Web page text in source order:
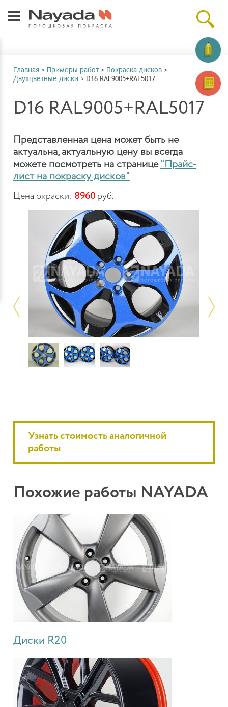
Главная > Примеры работ > Покраска дисков >
Двухцветные диски > D16 RAL9005+RAL5017
D16 RAL9005+RAL5017
Представленная цена может быть не
актуальна, актуальную цену вы всегда
можете посмотреть на странице "Прайс-
лист на покраску дисков"
Цена окраски: 8960 руб.
Узнать стоимость аналогичной
работы
Похожие работы NAYADA
Диски R20